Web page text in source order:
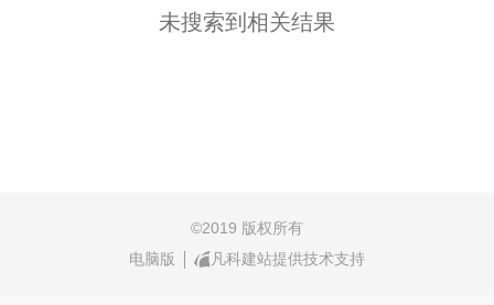
未搜索到相关结果
©2019 版权所有
电脑版
凡科建站提供技术支持